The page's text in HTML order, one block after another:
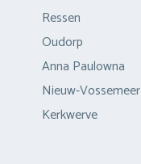
Ressen
Oudorp
Anna Paulowna
Nieuw-Vossemeer
Kerkwerve